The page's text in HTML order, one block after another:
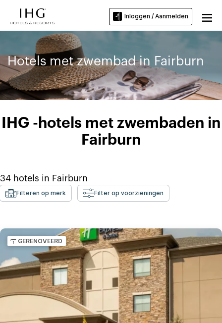
Inloggen / Aanmelden
Hotels met zwembad in Fairburn
IHG -hotels met zwembaden in
Fairburn
34 hotels in Fairburn
Filteren op merk Filter op voorzieningen
GERENOVEERD